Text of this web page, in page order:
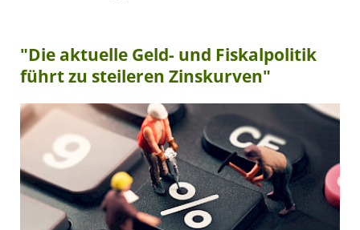
"Die aktuelle Geld- und Fiskalpolitik
führt zu steileren Zinskurven"